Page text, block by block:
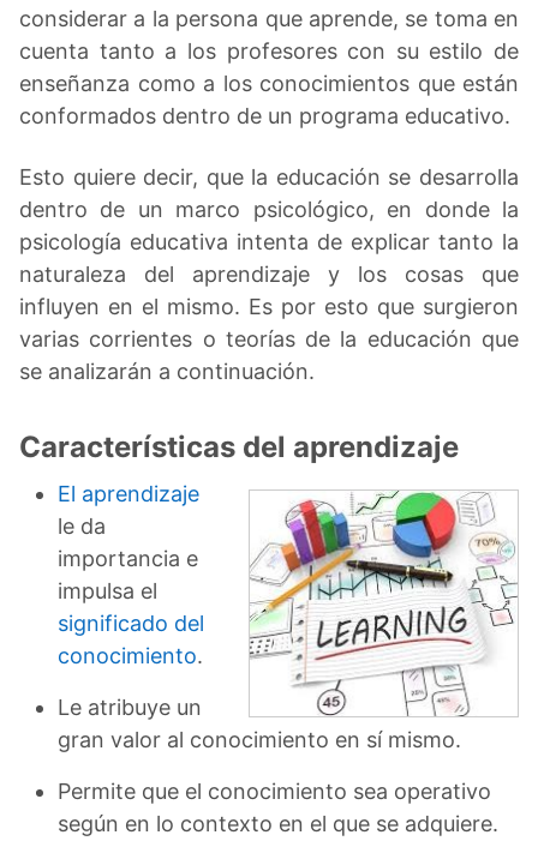
considerar a la persona que aprende, se toma en
cuenta tanto a los profesores con su estilo de
enseñanza como a los conocimientos que están
conformados dentro de un programa educativo.
Esto quiere decir, que la educación se desarrolla
dentro de un marco psicológico, en donde la
psicología educativa intenta de explicar tanto la
naturaleza del aprendizaje y los cosas que
influyen en el mismo. Es por esto que surgieron
varias corrientes o teorías de la educación que
se analizarán a continuación.
Características del aprendizaje
El aprendizaje
le da
importancia e
impulsa el
significado del
conocimiento.
Le atribuye un
gran valor al conocimiento en sí mismo.
Permite que el conocimiento sea operativo
según en lo contexto en el que se adquiere.